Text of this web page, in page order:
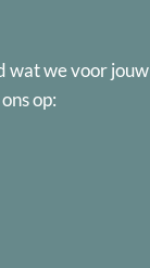
wat we voor jouw
op: